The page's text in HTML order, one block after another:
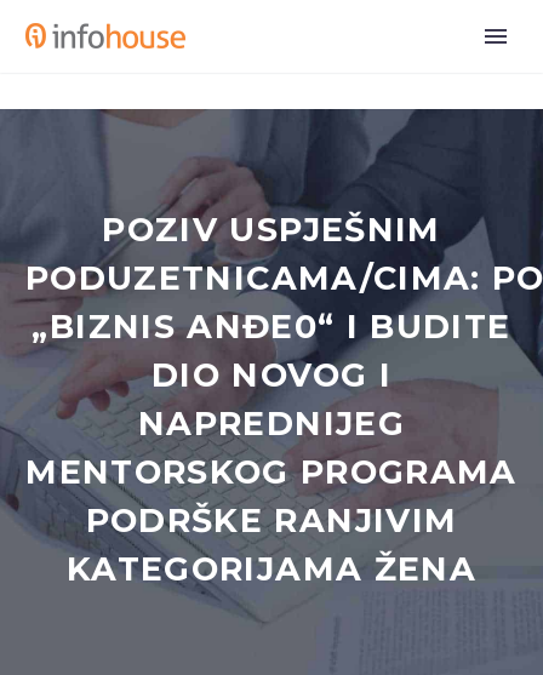
POZIV USPJEŠNIM
PODUZETNICAMA/CIMA:
„BIZNIS ANĐE0“ I BUDITE
DIO NOVOG I
NAPREDNIJEG
MENTORSKOG PROGRAMA
PODRŠKE RANJIVIM
KATEGORIJAMA ŽENA